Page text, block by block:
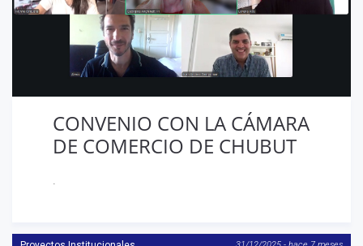
CONVENIO CON LA CÁMARA
DE COMERCIO DE CHUBUT